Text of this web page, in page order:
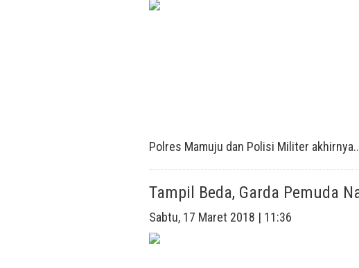
Polres Mamuju dan Polisi Militer
Tampil Beda, Garda Pemuda
Sabtu, 17 Maret 2018 | 11:36